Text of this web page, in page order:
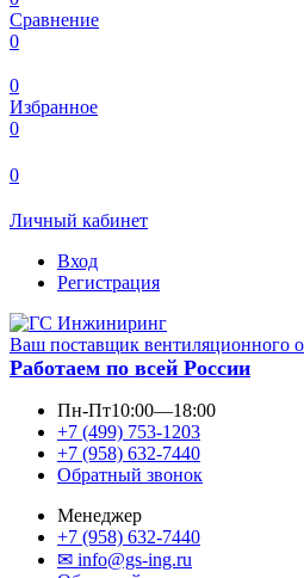
Сравнение
0
0
Избранное
0
0
Личный кабинет
Вход
Регистрация
Ваш поставщик вентиляционного
Работаем по всей России
Пн-Пт10:00—18:00
+7 (499) 753-1203
+7 (958) 632-7440
Обратный звонок
Менеджер
+7 (958) 632-7440
✉ info@gs-ing.ru